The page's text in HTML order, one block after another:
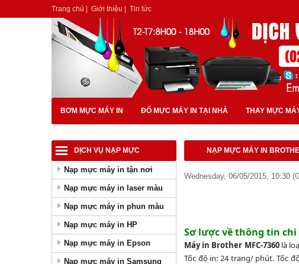
Trang chủ Giới thiệu Tin tức
BƠM MỰC MÁY IN ĐỔ MỰC MÁY IN TẠI NHÀ THAY MỰC
DỊCH VỤ NẠP MỰC
Nạp mực máy in tận nơi
Nạp mực máy in laser màu
Nạp mực máy in phun màu
Nạp mực máy in HP
Nạp mực máy in Epson
Nạp mực máy in Samsung
NẠP MỰC MÁY IN
Wednesday, 06/05/2015, 10:30
Sơ lược về thông tin chi
Máy in Brother MFC-7360 là
Tốc độ in: 24 trang/ phút. Tốc